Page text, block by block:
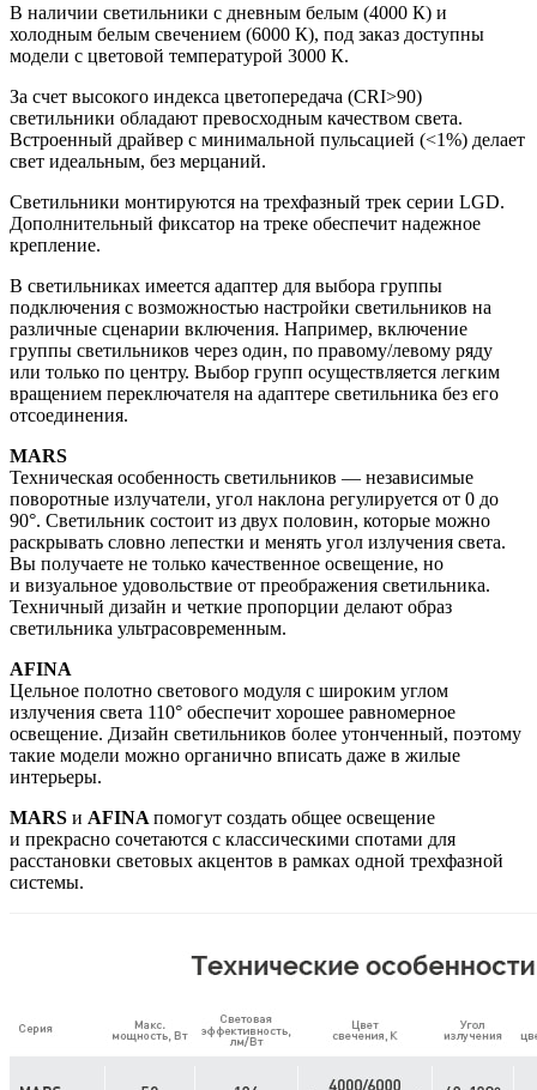
В наличии светильники с дневным белым (4000 К) и
холодным белым свечением (6000 К), под заказ доступны
модели с цветовой температурой 3000 К.
За счет высокого индекса цветопередача (CRI>90)
светильники обладают превосходным качеством света.
Встроенный драйвер с минимальной пульсацией (<1%) делает
свет идеальным, без мерцаний.
Светильники монтируются на трехфазный трек серии LGD.
Дополнительный фиксатор на треке обеспечит надежное
крепление.
В светильниках имеется адаптер для выбора группы
подключения с возможностью настройки светильников на
различные сценарии включения. Например, включение
группы светильников через один, по правому/левому ряду
или только по центру. Выбор групп осуществляется легким
вращением переключателя на адаптере светильника без его
отсоединения.
MARS
Техническая особенность светильников — независимые
поворотные излучатели, угол наклона регулируется от 0 до
90°. Светильник состоит из двух половин, которые можно
раскрывать словно лепестки и менять угол излучения света.
Вы получаете не только качественное освещение, но
и визуальное удовольствие от преображения светильника.
Техничный дизайн и четкие пропорции делают образ
светильника ультрасовременным.
AFINA
Цельное полотно светового модуля с широким углом
излучения света 110° обеспечит хорошее равномерное
освещение. Дизайн светильников более утонченный, поэтому
такие модели можно органично вписать даже в жилые
интерьеры.
MARS и AFINA помогут создать общее освещение
и прекрасно сочетаются с классическими спотами для
расстановки световых акцентов в рамках одной трехфазной
системы.